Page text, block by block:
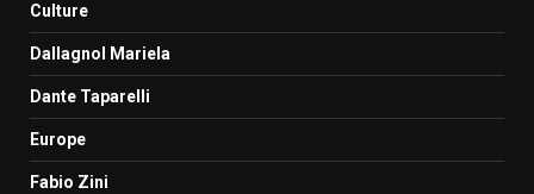
Culture
Dallagnol Mariela
Dante Taparelli
Europe
Fabio Zini